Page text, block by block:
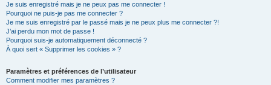
Je suis enregistré mais je ne peux pas me connecter !
Pourquoi ne puis-je pas me connecter ?
Je me suis enregistré par le passé mais je ne peux plus me connecter ?!
J’ai perdu mon mot de passe !
Pourquoi suis-je automatiquement déconnecté ?
À quoi sert « Supprimer les cookies » ?
Paramètres et préférences de l’utilisateur
Comment modifier mes paramètres ?